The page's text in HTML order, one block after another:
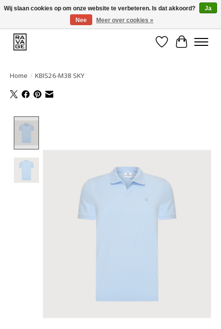
EEN GROOT ASSORTIMENT VAN TOP MERKEN!
Verlanglijst
Home / KBIS26-M38 SKY
Wij slaan cookies op om onze website te verbeteren. Is dat akkoord?
Ja
Nee
Meer over cookies »